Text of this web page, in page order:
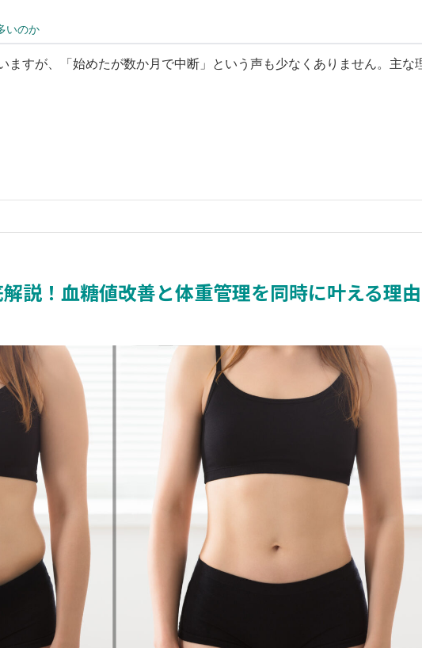
いのか
ますが、「始めたが数か月で中断」という声も少なくありません。主な
説！血糖値改善と体重管理を同時に叶える理由